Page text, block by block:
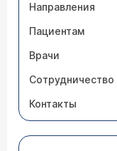
Направления
Пациентам
Врачи
Сотрудничество
Контакты